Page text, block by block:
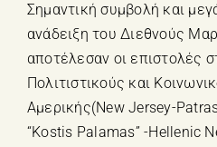
Σημαντική συμβολή και
ανάδειξη του Διεθνούς
αποτέλεσαν οι επιστολές
Πολιτιστικούς και
Αμερικής(New Jersey-
“Kostis Palamas” -Hellenic